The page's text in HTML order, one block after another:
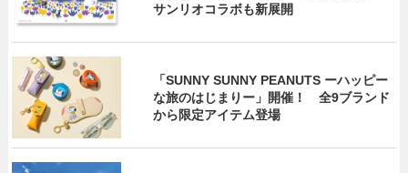
サンリオコラボも新展開
「SUNNY SUNNY PEANUTS ーハッピー
な旅のはじまりー」開催！ 全9ブランド
から限定アイテム登場